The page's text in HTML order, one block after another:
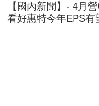
【國內新聞】- 4月
看好惠特今年EPS有